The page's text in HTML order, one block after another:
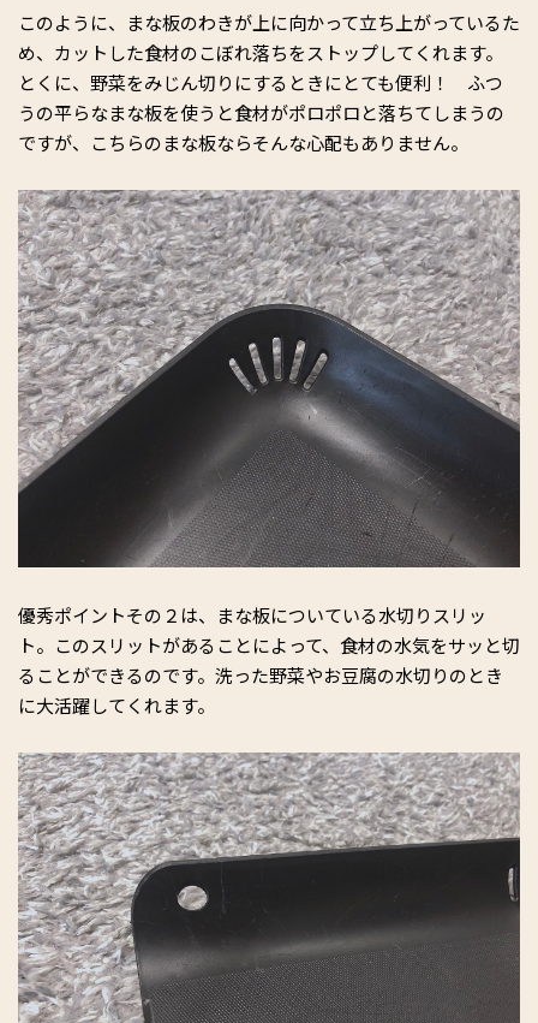
このように、まな板のわきが上に向かって立ち上がっているた
め、カットした食材のこぼれ落ちをストップしてくれます。
とくに、野菜をみじん切りにするときにとても便利！ ふつ
うの平らなまな板を使うと食材がポロポロと落ちてしまうの
ですが、こちらのまな板ならそんな心配もありません。
優秀ポイントその２は、まな板についている水切りスリッ
ト。このスリットがあることによって、食材の水気をサッと切
ることができるのです。洗った野菜やお豆腐の水切りのとき
に大活躍してくれます。